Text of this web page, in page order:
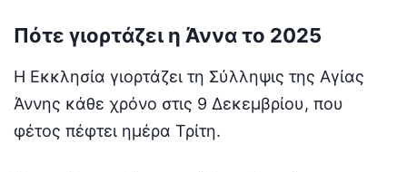
Πότε γιορτάζει η Άννα το 2025
Η Εκκλησία γιορτάζει τη Σύλληψις της Αγίας
Άννης κάθε χρόνο στις 9 Δεκεμβρίου, που
φέτος πέφτει ημέρα Τρίτη.